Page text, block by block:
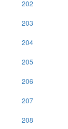
202
203
204
205
206
207
208